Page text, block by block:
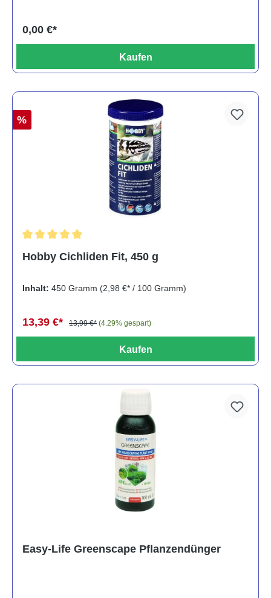
0,00 €*
Kaufen
%
Hobby Cichliden Fit, 450 g
Inhalt: 450 Gramm (2,98 €* / 100 Gramm)
13,39 €* 13,99 €* (4.29% gespart)
Kaufen
Easy-Life Greenscape Pflanzendünger